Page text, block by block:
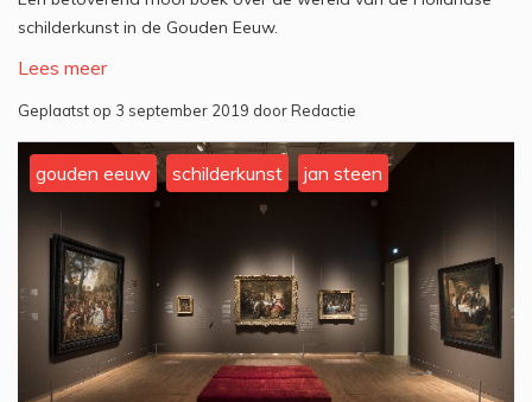
schilderkunst in de Gouden Eeuw.
Lees meer
Geplaatst op 3 september 2019 door Redactie
gouden eeuw schilderkunst jan steen